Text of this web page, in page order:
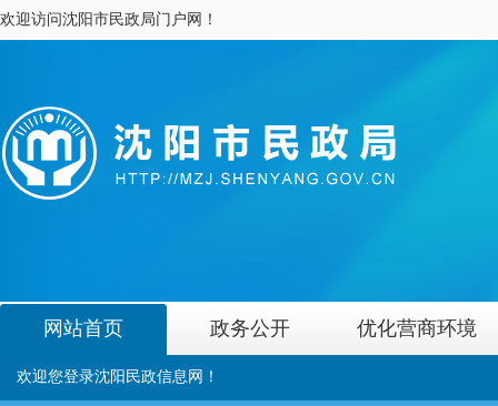
欢迎访问沈阳市民政局门户网！
网站首页 政务公开 优化营商环境
欢迎您登录沈阳民政信息网！